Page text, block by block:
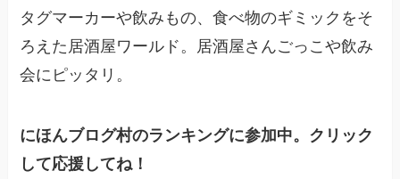
タグマーカーや飲みもの、食べ物のギミックをそ
ろえた居酒屋ワールド。居酒屋さんごっこや飲み
会にピッタリ。
にほんブログ村のランキングに参加中。クリック
して応援してね！